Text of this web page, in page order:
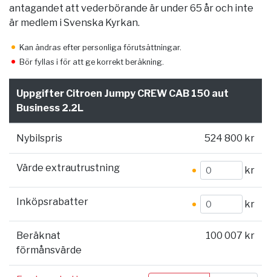
antagandet att vederbörande är under 65 år och inte
är medlem i Svenska Kyrkan.
Kan ändras efter personliga förutsättningar.
Bör fyllas i för att ge korrekt beräkning.
Uppgifter Citroen Jumpy CREW CAB 150 aut
Business 2.2L
Nybilspris 524 800 kr
Värde extrautrustning kr
Inköpsrabatter kr
Beräknat
förmånsvärde
100 007 kr